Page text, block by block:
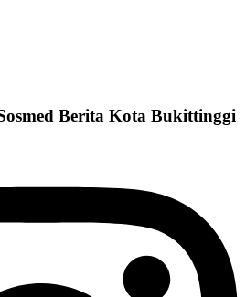
Berita Kota Bukittinggi